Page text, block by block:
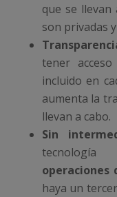
que se llevan
son privadas
tener
incluido en
aumenta la
llevan a cabo.
Sin
operaciones
haya un